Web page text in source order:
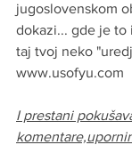
jugoslovenskom
dokazi... gde je to
taj tvoj neko
www.usofyu.com
I prestani